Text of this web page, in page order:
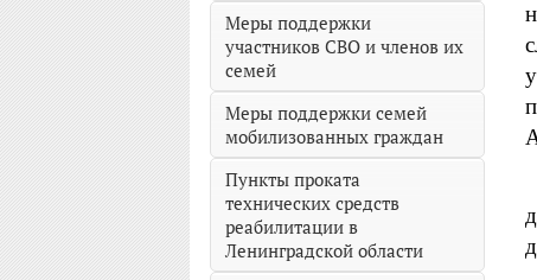
Меры поддержки
участников СВО и членов их
семей
Меры поддержки семей
мобилизованных граждан
Пункты проката
технических средств
реабилитации в
Ленинградской области